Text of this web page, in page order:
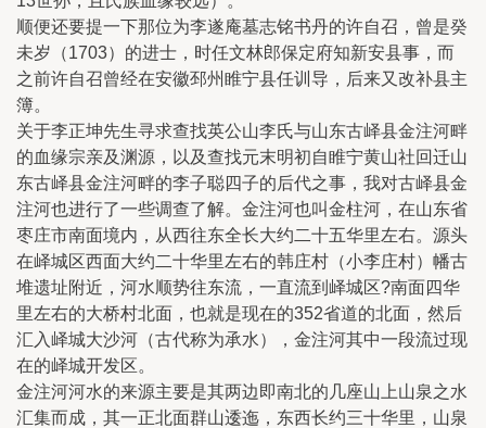
顺便还要提一下那位为李遂庵墓志铭书丹的许自召，曾是癸
未岁（1703）的进士，时任文林郎保定府知新安县事，而
之前许自召曾经在安徽邳州睢宁县任训导，后来又改补县主
簿。
关于李正坤先生寻求查找英公山李氏与山东古峄县金注河畔
的血缘宗亲及渊源，以及查找元末明初自睢宁黄山社回迁山
东古峄县金注河畔的李子聪四子的后代之事，我对古峄县金
注河也进行了一些调查了解。金注河也叫金柱河，在山东省
枣庄市南面境内，从西往东全长大约二十五华里左右。源头
在峄城区西面大约二十华里左右的韩庄村（小李庄村）幡古
堆遗址附近，河水顺势往东流，一直流到峄城区?南面四华
里左右的大桥村北面，也就是现在的352省道的北面，然后
汇入峄城大沙河（古代称为承水），金注河其中一段流过现
在的峄城开发区。
金注河河水的来源主要是其两边即南北的几座山上山泉之水
汇集而成，其一正北面群山逶迤，东西长约三十华里，山泉